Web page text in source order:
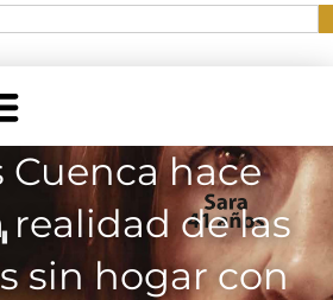
Cuenca hace
realidad de las
sin hogar con